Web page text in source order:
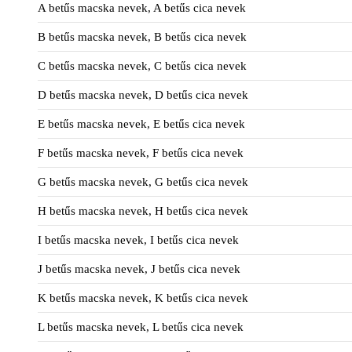
A betűs macska nevek, A betűs cica nevek
B betűs macska nevek, B betűs cica nevek
C betűs macska nevek, C betűs cica nevek
D betűs macska nevek, D betűs cica nevek
E betűs macska nevek, E betűs cica nevek
F betűs macska nevek, F betűs cica nevek
G betűs macska nevek, G betűs cica nevek
H betűs macska nevek, H betűs cica nevek
I betűs macska nevek, I betűs cica nevek
J betűs macska nevek, J betűs cica nevek
K betűs macska nevek, K betűs cica nevek
L betűs macska nevek, L betűs cica nevek